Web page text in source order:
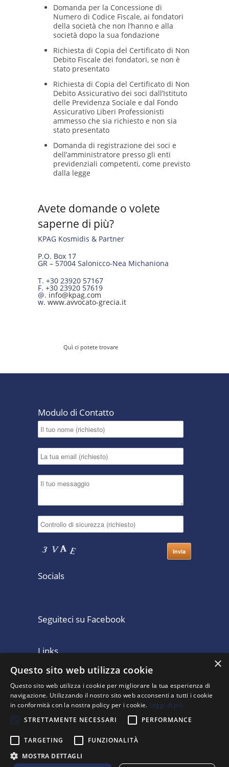
Domanda per la Concessione di
Numero di Codice Fiscale, ai fondatori
della società che non l’hanno e alla
società dopo la sua fondazione
Richiesta di Copia del Certificato di Non
Debito Fiscale dei fondatori, se non è
stato presentato
Richiesta di Copia del Certificato di Non
Debito Assicurativo dei soci dall’Istituto
delle Previdenza Sociale e dal Fondo
Assicurativo Liberi Professionisti
ammesso che sia richiesto e non sia
stato presentato
Domanda di registrazione dei soci e
dell’amministratore presso gli enti
previdenziali competenti, come previsto
dalla legge
Avete domande o volete
saperne di più?
KPAG Kosmidis & Partner
P.O. Box 17
GR – 57004 Salonicco-Nea Michaniona
T. +30 23920 57167
F. +30 23920 57619
@. info@kpag.com
w. www.avvocato-grecia.it
Quì ci potete trovare
Modulo di Contatto
Socials
Seguiteci su Facebook
Links
Home
Consulenza Contabile
Lo Studio Legale
Clienti
Partecipazioni
Pubblicazioni
Contatti
ISO 9001 : 2008
© Copyright 2019 KPAG Hellas epe, All rights reserved.
×
Questo sito web utilizza cookie
Questo sito web utilizza i cookie per migliorare la tua esperienza di
navigazione. Utilizzando il nostro sito web acconsenti a tutti i cookie
in conformità con la nostra policy per i cookie. Leggi di più
STRETTAMENTE NECESSARI
PERFORMANCE
TARGETING
FUNZIONALITÀ
MOSTRA DETTAGLI